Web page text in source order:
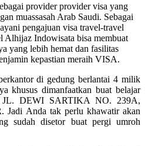
provider provider visa yang
muassasah Arab Saudi. Sebagai
pengajuan visa travel-travel
Alhijaz Indowisata bisa membuat
yang lebih hemat dan fasilitas
kepastian meraih VISA.
di gedung berlantai 4 milik
khusus dimanfaatkan buat belajar
JL. DEWI SARTIKA NO. 239A,
Anda tak perlu khawatir akan
sudah disetor buat pergi umroh